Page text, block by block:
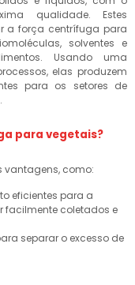
qualidade. Estes
a força centrífuga para
solventes e
Usando uma
elas produzem
para os setores de
para vegetais?
vantagens, como:
eficientes para a
facilmente coletados e
separar o excesso de